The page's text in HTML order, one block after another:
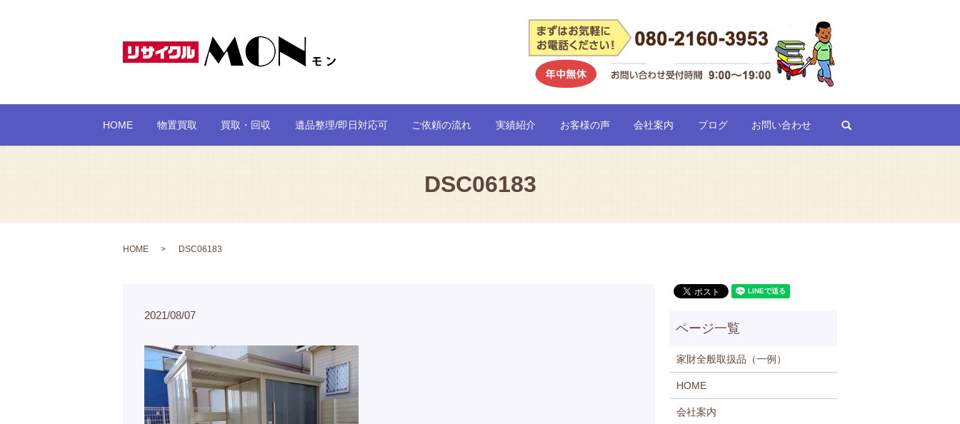
HOME 物置買取 買取・回収 遺品整理/即日対応可 ご依頼の流れ 実績紹介 お客様の声 会社案内 ブログ お問い合わせ
DSC06183
HOME DSC06183
2021/08/07
家財全般取扱品（一例）
HOME
会社案内